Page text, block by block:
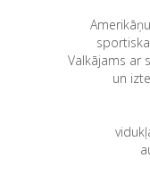
Valkājams ar
un